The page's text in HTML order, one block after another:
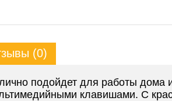
(0)
подойдет для работы
клавишами. С